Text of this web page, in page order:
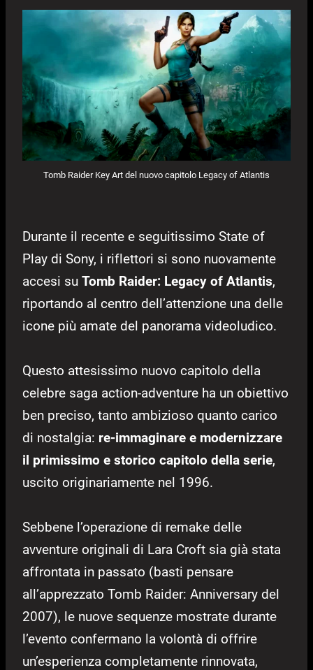
Tomb Raider Key Art del nuovo capitolo Legacy of Atlantis
Durante il recente e seguitissimo State of
Play di Sony, i riflettori si sono nuovamente
accesi su Tomb Raider: Legacy of Atlantis,
riportando al centro dell’attenzione una delle
icone più amate del panorama videoludico.
Questo attesissimo nuovo capitolo della
celebre saga action-adventure ha un obiettivo
ben preciso, tanto ambizioso quanto carico
di nostalgia: re-immaginare e modernizzare
il primissimo e storico capitolo della serie,
uscito originariamente nel 1996.
Sebbene l’operazione di remake delle
avventure originali di Lara Croft sia già stata
affrontata in passato (basti pensare
all’apprezzato Tomb Raider: Anniversary del
2007), le nuove sequenze mostrate durante
l’evento confermano la volontà di offrire
un’esperienza completamente rinnovata,